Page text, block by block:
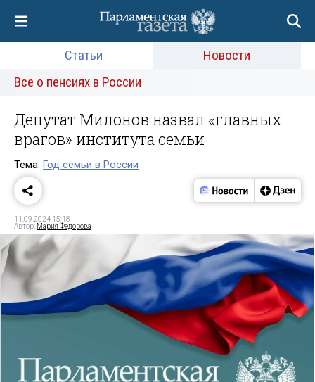
Статьи
Новости
Все о пенсиях в России
Депутат Милонов назвал «главных
врагов» института семьи
Тема: Год семьи в России
11.09.2024 15:18
Автор: Мария Федорова